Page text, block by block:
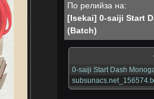
По релийза на:
[Isekai] 0-saiji Start
(Batch)
0-saiji Start Dash